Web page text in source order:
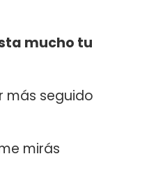
mucho tu
más seguido
mirás